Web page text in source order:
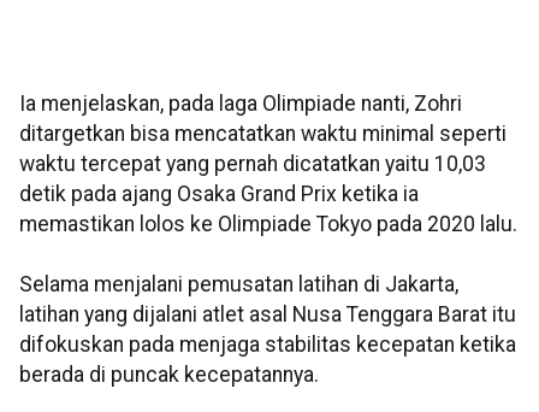
Ia menjelaskan, pada laga Olimpiade nanti, Zohri
ditargetkan bisa mencatatkan waktu minimal seperti
waktu tercepat yang pernah dicatatkan yaitu 10,03
detik pada ajang Osaka Grand Prix ketika ia
memastikan lolos ke Olimpiade Tokyo pada 2020 lalu.
Selama menjalani pemusatan latihan di Jakarta,
latihan yang dijalani atlet asal Nusa Tenggara Barat itu
difokuskan pada menjaga stabilitas kecepatan ketika
berada di puncak kecepatannya.